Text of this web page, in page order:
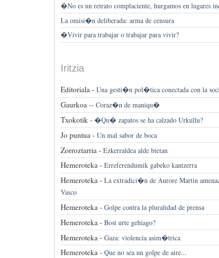
�No es un retrato complaciente, hurgamos en lugares
La omisi�n deliberada: arma de censura
�Vivir para trabajar o trabajar para vivir?
Iritzia
Editoriala - Una gesti�n pol�tica conectada con la
Gaurkoa -- Coraz�n de maniqu�
Txokotik - �Qu� zapatos se ha calzado Urkullu?
Jo puntua - Un mal sabor de boca
Zorroztarria - Ezkerraldea alde bietan
Hemeroteka - Erreferendumik gabeko kantzerra
Hemeroteka - La extradici�n de Aurore Martin
Vasco
Hemeroteka - Golpe contra la pluralidad de prensa
Hemeroteka - Bost urte gehiago?
Hemeroteka - Gaza: violencia asim�trica
Hemeroteka - Que no sea un golpe de aire...